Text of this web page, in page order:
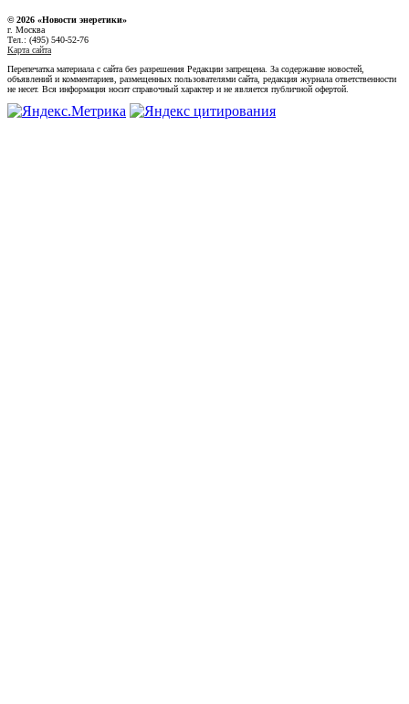
© 2026 «Новости энеретики»
г. Москва
Тел.: (495) 540-52-76
Карта сайта
Перепечатка материала с сайта без разрешения Редакции запрещена. За содержание новостей,
объявлений и комментариев, размещенных пользователями сайта, редакция журнала ответственности
не несет. Вся информация носит справочный характер и не является публичной офертой.